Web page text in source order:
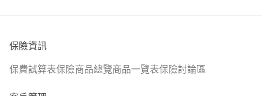
保險資訊
保費試算表保險商品總覽商品一覽表保險討論區